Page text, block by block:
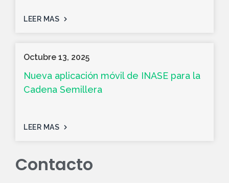
LEER MAS
Octubre 13, 2025
Nueva aplicación móvil de INASE para la
Cadena Semillera
LEER MAS
Contacto